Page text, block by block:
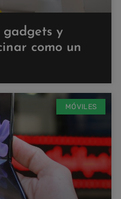
gadgets y
como un
MÓVILES